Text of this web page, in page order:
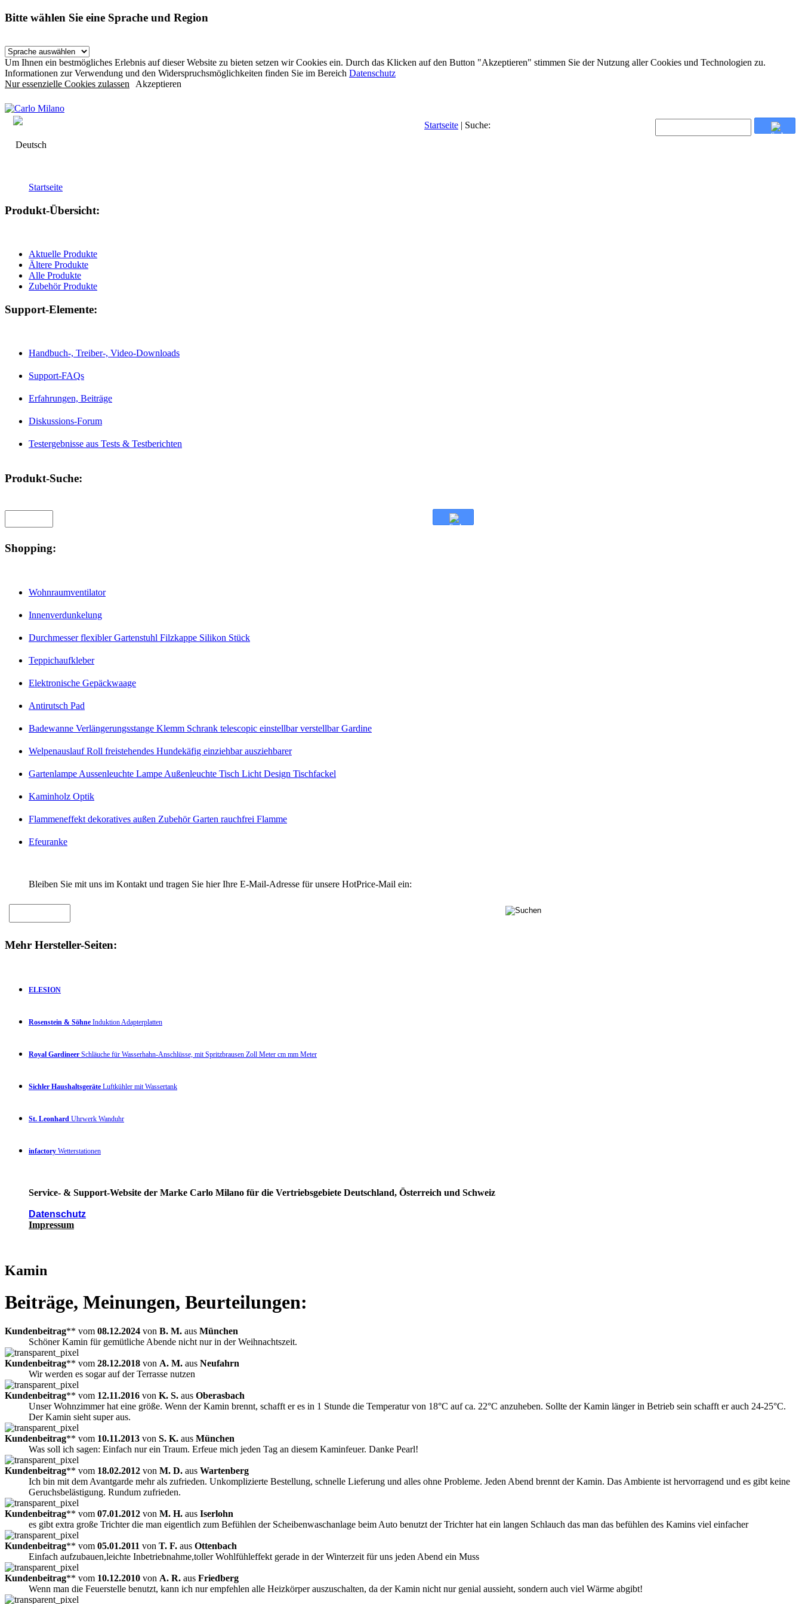
Bitte wählen Sie eine Sprache und Region
Um Ihnen ein bestmögliches Erlebnis auf dieser Website zu bieten setzen wir Cookies ein. Durch das Klicken auf den Button "Akzeptieren" stimmen Sie der Nutzung aller Cookies und Technologien zu.
Informationen zur Verwendung und den Widerspruchsmöglichkeiten finden Sie im Bereich Datenschutz
Nur essenzielle Cookies zulassen Akzeptieren
Deutsch
Startseite | Suche:
Startseite
Produkt-Übersicht:
Aktuelle Produkte
Ältere Produkte
Alle Produkte
Zubehör Produkte
Support-Elemente:
Handbuch-, Treiber-, Video-Downloads
Support-FAQs
Erfahrungen, Beiträge
Diskussions-Forum
Testergebnisse aus Tests & Testberichten
Produkt-Suche:
Shopping:
Wohnraumventilator
Innenverdunkelung
Durchmesser flexibler Gartenstuhl Filzkappe Silikon Stück
Teppichaufkleber
Elektronische Gepäckwaage
Antirutsch Pad
Badewanne Verlängerungsstange Klemm Schrank telescopic einstellbar verstellbar Gardine
Welpenauslauf Roll freistehendes Hundekäfig einziehbar ausziehbarer
Gartenlampe Aussenleuchte Lampe Außenleuchte Tisch Licht Design Tischfackel
Kaminholz Optik
Flammeneffekt dekoratives außen Zubehör Garten rauchfrei Flamme
Efeuranke
Bleiben Sie mit uns im Kontakt und tragen Sie hier Ihre E-Mail-Adresse für unsere HotPrice-Mail ein:
Mehr Hersteller-Seiten:
ELESION
Rosenstein & Söhne Induktion Adapterplatten
Royal Gardineer Schläuche für Wasserhahn-Anschlüsse, mit Spritzbrausen Zoll Meter cm mm Meter
Sichler Haushaltsgeräte Luftkühler mit Wassertank
St. Leonhard Uhrwerk Wanduhr
infactory Wetterstationen
Service- & Support-Website der Marke Carlo Milano für die Vertriebsgebiete Deutschland, Österreich und Schweiz
Datenschutz
Impressum
Kamin
Beiträge, Meinungen, Beurteilungen:
Kundenbeitrag** vom 08.12.2024 von B. M. aus München
Schöner Kamin für gemütliche Abende nicht nur in der Weihnachtszeit.
Kundenbeitrag** vom 28.12.2018 von A. M. aus Neufahrn
Wir werden es sogar auf der Terrasse nutzen
Kundenbeitrag** vom 12.11.2016 von K. S. aus Oberasbach
Unser Wohnzimmer hat eine größe. Wenn der Kamin brennt, schafft er es in 1 Stunde die Temperatur von 18°C auf ca. 22°C anzuheben. Sollte der Kamin länger in Betrieb sein schafft er auch 24-25°C.
Der Kamin sieht super aus.
Kundenbeitrag** vom 10.11.2013 von S. K. aus München
Was soll ich sagen: Einfach nur ein Traum. Erfeue mich jeden Tag an diesem Kaminfeuer. Danke Pearl!
Kundenbeitrag** vom 18.02.2012 von M. D. aus Wartenberg
Ich bin mit dem Avantgarde mehr als zufrieden. Unkomplizierte Bestellung, schnelle Lieferung und alles ohne Probleme. Jeden Abend brennt der Kamin. Das Ambiente ist hervorragend und es gibt keine
Geruchsbelästigung. Rundum zufrieden.
Kundenbeitrag** vom 07.01.2012 von M. H. aus Iserlohn
es gibt extra große Trichter die man eigentlich zum Befühlen der Scheibenwaschanlage beim Auto benutzt der Trichter hat ein langen Schlauch das man das befühlen des Kamins viel einfacher
Kundenbeitrag** vom 05.01.2011 von T. F. aus Ottenbach
Einfach aufzubauen,leichte Inbetriebnahme,toller Wohlfühleffekt gerade in der Winterzeit für uns jeden Abend ein Muss
Kundenbeitrag** vom 10.12.2010 von A. R. aus Friedberg
Wenn man die Feuerstelle benutzt, kann ich nur empfehlen alle Heizkörper auszuschalten, da der Kamin nicht nur genial aussieht, sondern auch viel Wärme abgibt!